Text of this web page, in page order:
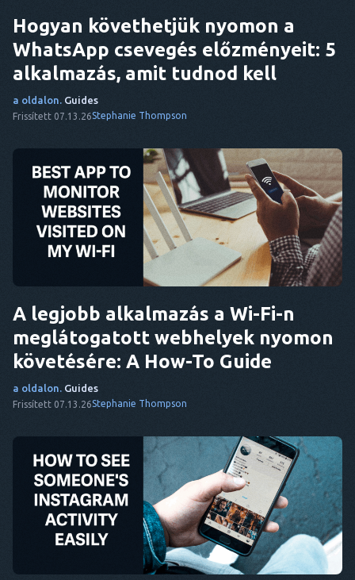
Hogyan követhetjük nyomon a
WhatsApp csevegés előzményeit: 5
alkalmazás, amit tudnod kell
a oldalon. Guides
Frissített 07.13.26Stephanie Thompson
A legjobb alkalmazás a Wi-Fi-n
meglátogatott webhelyek nyomon
követésére: A How-To Guide
a oldalon. Guides
Frissített 07.13.26Stephanie Thompson